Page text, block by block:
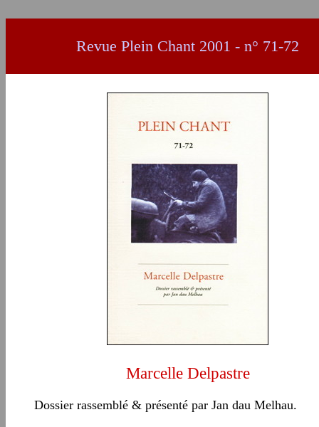
Revue Plein Chant 2001 - n° 71-72
Marcelle Delpastre
Dossier rassemblé & présenté par Jan dau Melhau.